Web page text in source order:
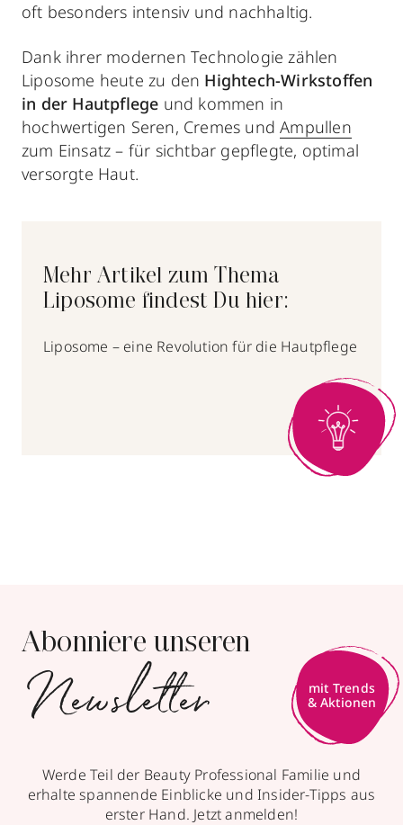
oft besonders intensiv und nachhaltig.
Dank ihrer modernen Technologie zählen
Liposome heute zu den Hightech-Wirkstoffen
in der Hautpflege und kommen in
hochwertigen Seren, Cremes undAmpullen
zum Einsatz – für sichtbar gepflegte, optimal
versorgte Haut.
Mehr Artikel zum Thema
Liposome findest Du hier:
Liposome – eine Revolution für die Hautpflege
Abonniere unseren
Newsletter
mit Trends
& Aktionen
Werde Teil der Beauty Professional Familie und
erhalte spannende Einblicke und Insider-Tipps aus
erster Hand. Jetzt anmelden!